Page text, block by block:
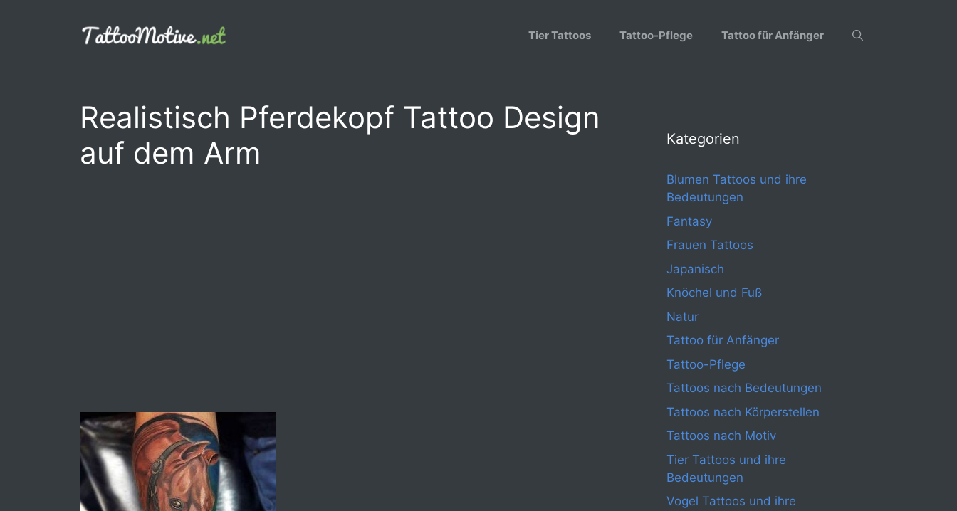
Tier Tattoos Tattoo-Pflege Tattoo für Anfänger
Realistisch Pferdekopf Tattoo Design
auf dem Arm
Kategorien
Blumen Tattoos und ihre
Bedeutungen
Fantasy
Frauen Tattoos
Japanisch
Knöchel und Fuß
Natur
Tattoo für Anfänger
Tattoo-Pflege
Tattoos nach Bedeutungen
Tattoos nach Körperstellen
Tattoos nach Motiv
Tier Tattoos und ihre
Bedeutungen
Vogel Tattoos und ihre